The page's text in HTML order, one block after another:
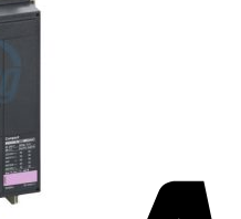
hàng.